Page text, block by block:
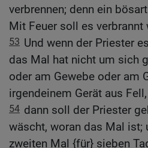
verbrennen; denn ein
Mit Feuer soll es verbrannt
53 Und wenn der Priester
das Mal hat nicht um sich
oder am Gewebe oder am
irgendeinem Gerät aus Fell,
54 dann soll der Priester
wäscht, woran das Mal ist;
zweiten Mal {für} sieben